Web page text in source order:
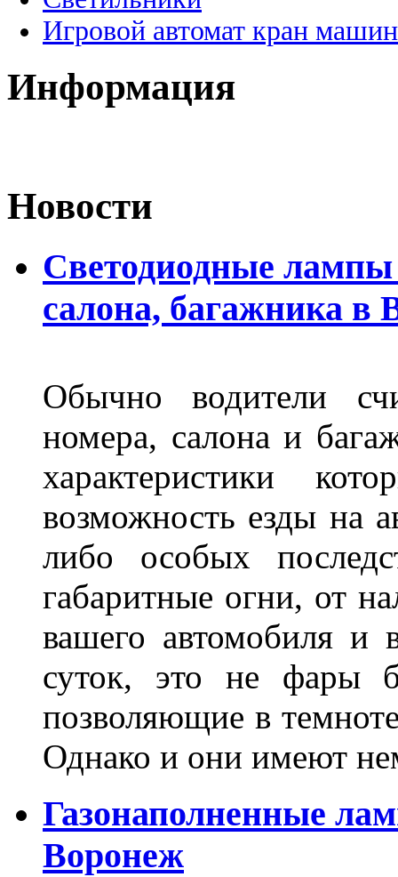
Игровой автомат кран
Информация
Новости
Светодиодные лампы
салона, багажника в
Обычно водители
номера, салона и
характеристики
возможность езды на
либо особых
габаритные огни, от
вашего автомобиля и
суток, это не фары
позволяющие в
Однако и они имеют
Газонаполненные
Воронеж